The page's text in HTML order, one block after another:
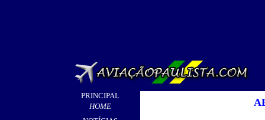
PRINCIPAL
HOME